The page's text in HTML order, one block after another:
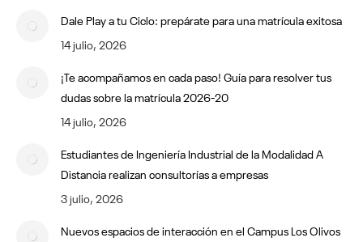
Dale Play a tu Ciclo: prepárate para una matrícula exitosa
14 julio, 2026
¡Te acompañamos en cada paso! Guía para resolver tus
dudas sobre la matrícula 2026-20
14 julio, 2026
Estudiantes de Ingeniería Industrial de la Modalidad A
Distancia realizan consultorías a empresas
3 julio, 2026
Nuevos espacios de interacción en el Campus Los Olivos